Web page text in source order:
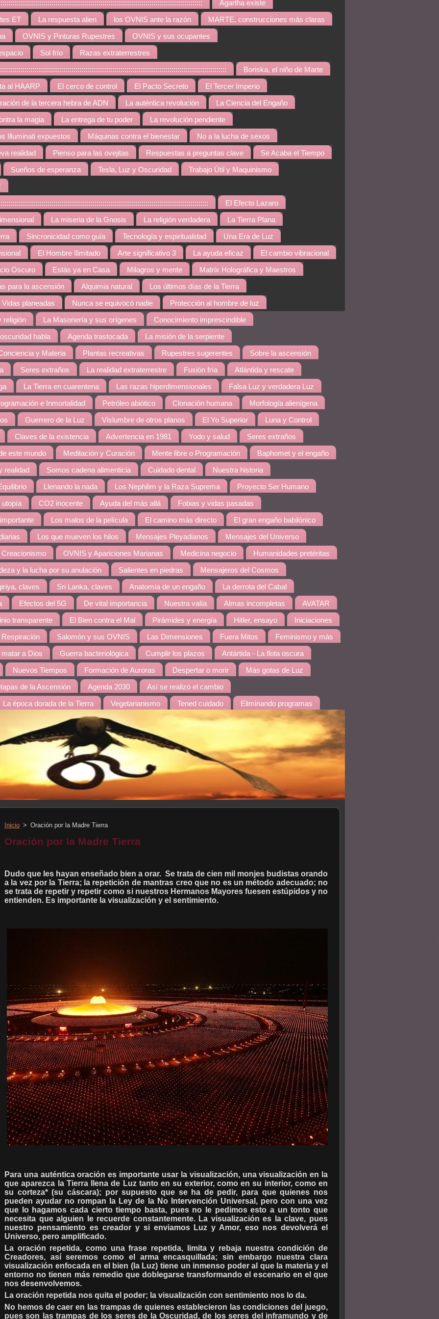
Agartha existe
ET La respuesta alien los OVNIS ante la razón MARTE, construcciones más claras
OVNIS y Pinturas Rupestres OVNIS y sus ocupantes
Sol frío Razas extraterrestres
Boriska, el niño de Marte
al HAARP El cerco de control El Pacto Secreto El Tercer Imperio
de la tercera hebra de ADN La auténtica revolución La Ciencia del Engaño
la magia La entrega de tu poder La revolución pendiente
Illuminati expuestos Máquinas contra el bienestar No a la lucha de sexos
realidad Pienso para las ovejitas Respuestas a preguntas clave Se Acaba el Tiempo
Sueños de esperanza Tesla, Luz y Oscuridad Trabajo Útil y Maquinismo
El Efecto Lazaro
La miseria de la Gnosis La religión verdadera La Tierra Plana
Sincronicidad como guía Tecnología y espiritualidad Una Era de Luz
El Hombre Ilimitado Arte significativo 3 La ayuda eficaz El cambio vibracional
Oscuro Estás ya en Casa Milagros y mente Matrix Holográfica y Maestros
para la ascensión Alquimia natural Los últimos días de la Tierra
Vidas planeadas Nunca se equivocó nadie Protección al hombre de luz
religión La Masonería y sus orígenes Conocimiento imprescindible
habla Agenda trastocada La misión de la serpiente
y Materia Plantas recreativas Rupestres sugerentes Sobre la ascensión
Seres extraños La realidad extraterrestre Fusión fría Atlántida y rescate
La Tierra en cuarentena Las razas hiperdimensionales Falsa Luz y verdadera Luz
e Inmortalidad Petróleo abiótico Clonación humana Morfología alienígena
Guerrero de la Luz Vislumbre de otros planos El Yo Superior Luna y Control
Claves de la existencia Advertencia en 1981 Yodo y salud Seres extraños
este mundo Meditación y Curación Mente libre o Programación Baphomet y el engaño
realidad Somos cadena alimenticia Cuidado dental Nuestra historia
Llenando la nada Los Nephilim y la Raza Suprema Proyecto Ser Humano
utopía CO2 inocente Ayuda del más allá Fobias y vidas pasadas
Los malos de la película El camino más directo El gran engaño babilónico
Los que mueven los hilos Mensajes Pleyadianos Mensajes del Universo
OVNIS y Apariciones Marianas Medicina negocio Humanidades pretéritas
y la lucha por su anulación Salientes en piedras Mensajeros del Cosmos
claves Sri Lanka, claves Anatomía de un engaño La derrota del Cabal
Efectos del 5G De vital importancia Nuestra valía Almas incompletas AVATAR
transparente El Bien contra el Mal Pirámides y energía Hitler, ensayo Iniciaciones
Salomón y sus OVNIS Las Dimensiones Fuera Mitos Feminismo y más
a Dios Guerra bacteriológica Cumplir los plazos Antártida - La flota oscura
Nuevos Tiempos Formación de Auroras Despertar o morir Más gotas de Luz
de la Ascensión Agenda 2030 Así se realizó el cambio
La época dorada de la Tierra Vegetarianismo Tened cuidado Eliminando programas
Inicio > Oración por la Madre Tierra
Oración por la Madre Tierra
Dudo que les hayan enseñado bien a orar. Se trata de cien mil monjes budistas orando
a la vez por la Tierra; la repetición de mantras creo que no es un método adecuado; no
se trata de repetir y repetir como si nuestros Hermanos Mayores fuesen estúpidos y no
entienden. Es importante la visualización y el sentimiento.
Para una auténtica oración es importante usar la visualización, una visualización en la
que aparezca la Tierra llena de Luz tanto en su exterior, como en su interior, como en
su corteza* (su cáscara); por supuesto que se ha de pedir, para que quienes nos
pueden ayudar no rompan la Ley de la No Intervención Universal, pero con una vez
que lo hagamos cada cierto tiempo basta, pues no le pedimos esto a un tonto que
necesita que alguien le recuerde constantemente. La visualización es la clave, pues
nuestro pensamiento es creador y si enviamos Luz y Amor, eso nos devolverá el
Universo, pero amplificado.
La oración repetida, como una frase repetida, limita y rebaja nuestra condición de
Creadores, así seremos como el arma encasquillada; sin embargo nuestra clara
visualización enfocada en el bien (la Luz) tiene un inmenso poder al que la materia y el
entorno no tienen más remedio que doblegarse transformando el escenario en el que
nos desenvolvemos.
La oración repetida nos quita el poder; la visualización con sentimiento nos lo da.
No hemos de caer en las trampas de quienes establecieron las condiciones del juego,
pues son las trampas de los seres de la Oscuridad, de los seres del inframundo y de